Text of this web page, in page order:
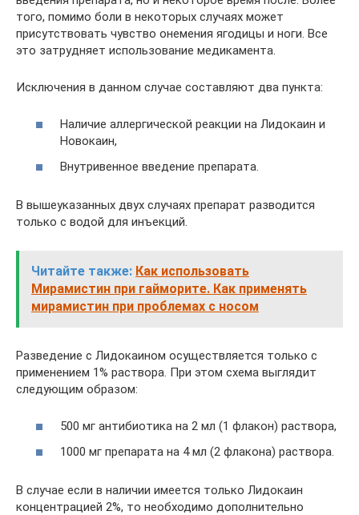
того, помимо боли в некоторых случаях может
присутствовать чувство онемения ягодицы и ноги. Все
это затрудняет использование медикамента.
Исключения в данном случае составляют два пункта:
Наличие аллергической реакции на Лидокаин и
Новокаин,
Внутривенное введение препарата.
В вышеуказанных двух случаях препарат разводится
только с водой для инъекций.
Читайте также: Как использовать
Мирамистин при гайморите. Как применять
мирамистин при проблемах с носом
Разведение с Лидокаином осуществляется только с
применением 1% раствора. При этом схема выглядит
следующим образом:
500 мг антибиотика на 2 мл (1 флакон) раствора,
1000 мг препарата на 4 мл (2 флакона) раствора.
В случае если в наличии имеется только Лидокаин
концентрацией 2%, то необходимо дополнительно